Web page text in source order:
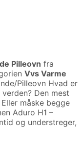
Pilleovn fra
Vvs Varme
Pilleovn Hvad er
Den mest
måske begge
Aduro H1 –
og understreger,